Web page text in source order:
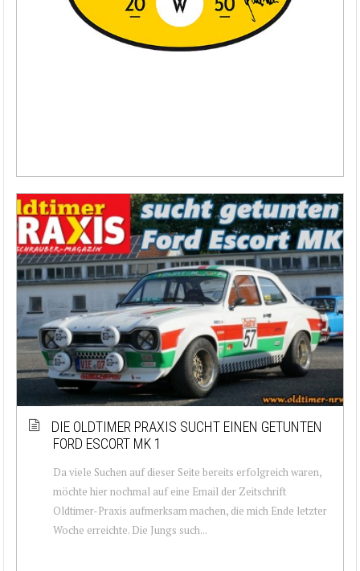
DIE OLDTIMER PRAXIS SUCHT EINEN GETUNTEN
FORD ESCORT MK 1
Da viele Suchen auf dieser Seite bereits erfolgreich waren,
möchte hier nochmal auf eine Email der Zeitschrift
Oldtimer-Praxis aufmerksam machen, die mich Ende letzter
Woche erreichte. Die Jungs such...